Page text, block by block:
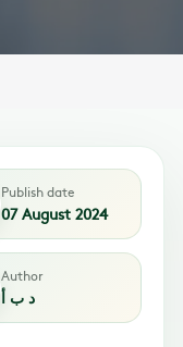
Publish date
07 August 2024
Author
د ب أ